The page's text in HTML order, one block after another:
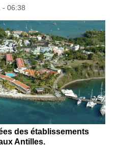
- 06:38
des établissements
Antilles.